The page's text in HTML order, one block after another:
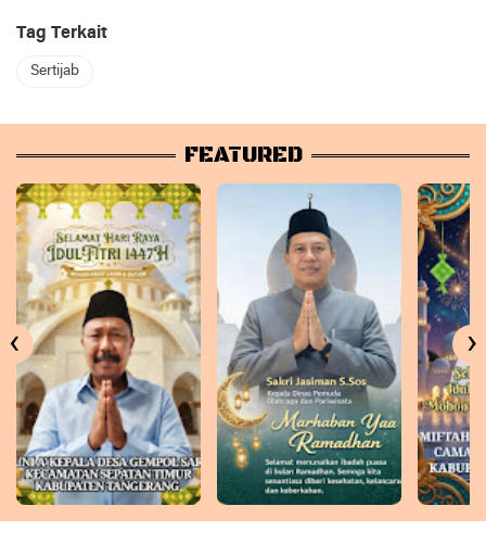
Tag Terkait
Sertijab
FEATURED
‹ ›